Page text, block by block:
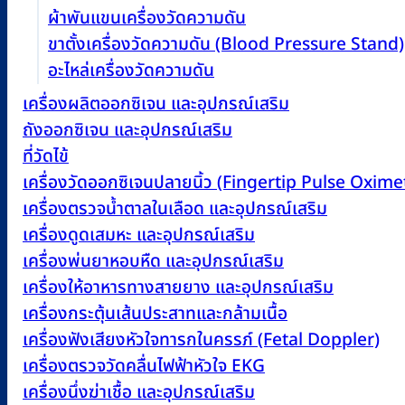
ผ้าพันแขนเครื่องวัดความดัน
ขาตั้งเครื่องวัดความดัน (Blood Pressure Stand)
อะไหล่เครื่องวัดความดัน
เครื่องผลิตออกซิเจน และอุปกรณ์เสริม
ถังออกซิเจน และอุปกรณ์เสริม
ที่วัดไข้
เครื่องวัดออกซิเจนปลายนิ้ว (Fingertip Pulse
เครื่องตรวจน้ำตาลในเลือด และอุปกรณ์เสริม
เครื่องดูดเสมหะ และอุปกรณ์เสริม
เครื่องพ่นยาหอบหืด และอุปกรณ์เสริม
เครื่องให้อาหารทางสายยาง และอุปกรณ์เสริม
เครื่องกระตุ้นเส้นประสาทและกล้ามเนื้อ
เครื่องฟังเสียงหัวใจทารกในครรภ์ (Fetal Doppler)
เครื่องตรวจวัดคลื่นไฟฟ้าหัวใจ EKG
เครื่องนึ่งฆ่าเชื้อ และอุปกรณ์เสริม